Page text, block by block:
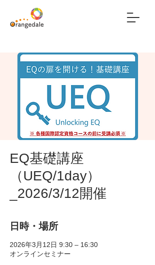
EQ基礎講座
（UEQ/1day）
_2026/3/12開催
日時・場所
2026年3月12日 9:30 – 16:30
オンラインセミナー